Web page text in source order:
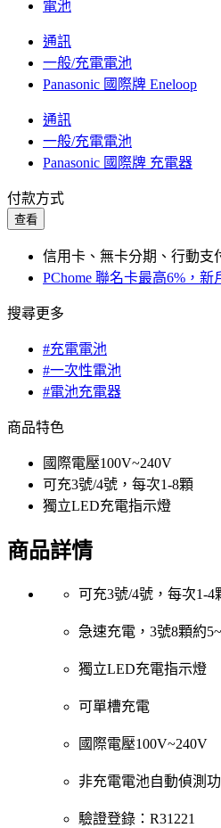
電池
通訊
一般/充電電池
Panasonic 國際牌 Eneloop
通訊
一般/充電電池
Panasonic 國際牌 充電器
付款方式
查看
信用卡、無卡分期、行動支
PChome 聯名卡最高6%，新
搜尋更多
#充電電池
#一次性電池
#電池充電器
商品特色
國際電壓100V~240V
可充3號/4號，每次1-8顆
獨立LED充電指示燈
商品詳情
可充3號/4號，每次1-4
急速充電，3號8顆約
獨立LED充電指示燈
可單槽充電
國際電壓100V~240V
非充電電池自動偵測
驗證登錄： R31221